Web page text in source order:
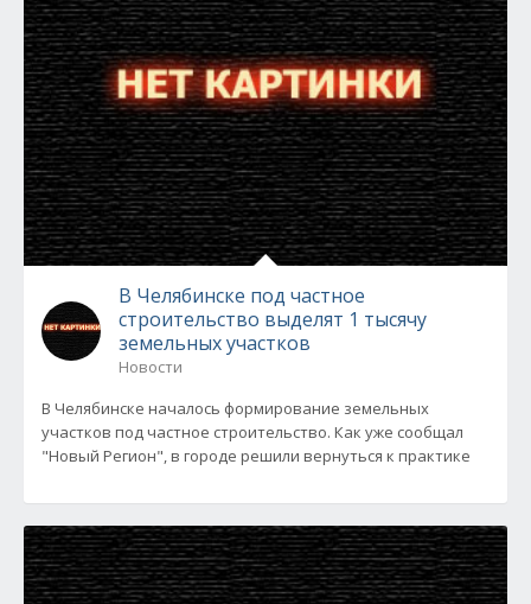
В Челябинске под частное
строительство выделят 1 тысячу
земельных участков
Новости
В Челябинске началось формирование земельных
участков под частное строительство. Как уже сообщал
"Новый Регион", в городе решили вернуться к практике